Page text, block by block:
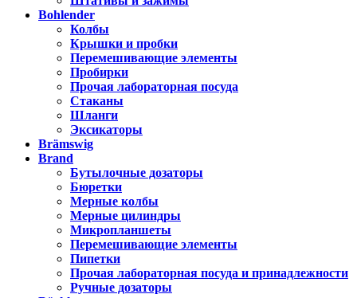
Bohlender
Колбы
Крышки и пробки
Перемешивающие элементы
Пробирки
Прочая лабораторная посуда
Стаканы
Шланги
Эксикаторы
Brämswig
Brand
Бутылочные дозаторы
Бюретки
Мерные колбы
Мерные цилиндры
Микропланшеты
Перемешивающие элементы
Пипетки
Прочая лабораторная посуда и принадлежности
Ручные дозаторы